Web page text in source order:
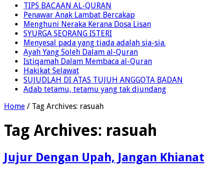
TIPS BACAAN AL-QURAN
Penawar Anak Lambat Bercakap
Menghuni Neraka Kerana Dosa Lisan
SYURGA SEORANG ISTERI
Menyesal pada yang tiada adalah sia-sia.
Ayah Yang Soleh Dalam al-Quran
Istiqamah Dalam Membaca al-Quran
Hakikat Selawat
SUJUDLAH DI ATAS TUJUH ANGGOTA BADAN
Adab tetamu, tetamu yang tak diundang
Home / Tag Archives: rasuah
Tag Archives: rasuah
Jujur Dengan Upah, Jangan Khianat